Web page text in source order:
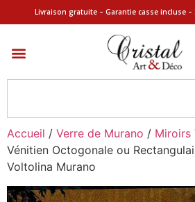
Livraison gratuite – Garantie casse incluse –
Accueil / Verre de Murano / Miroirs
Vénitien Octogonale ou
Voltolina Murano